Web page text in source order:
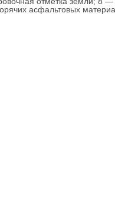
асфальтовых